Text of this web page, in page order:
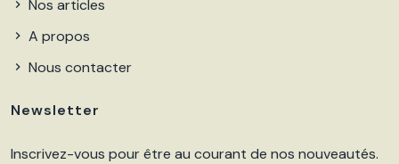
Nos articles
A propos
Nous contacter
Newsletter
Inscrivez-vous pour être au courant de nos nouveautés.